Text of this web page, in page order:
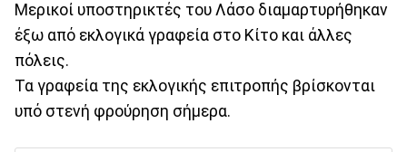
Μερικοί υποστηρικτές του Λάσο διαμαρτυρήθηκαν
έξω από εκλογικά γραφεία στο Κίτο και άλλες
πόλεις.
Τα γραφεία της εκλογικής επιτροπής βρίσκονται
υπό στενή φρούρηση σήμερα.